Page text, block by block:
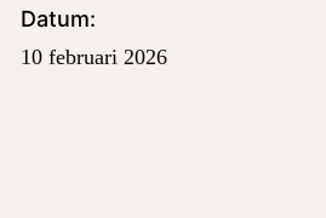
Datum:
10 februari 2026